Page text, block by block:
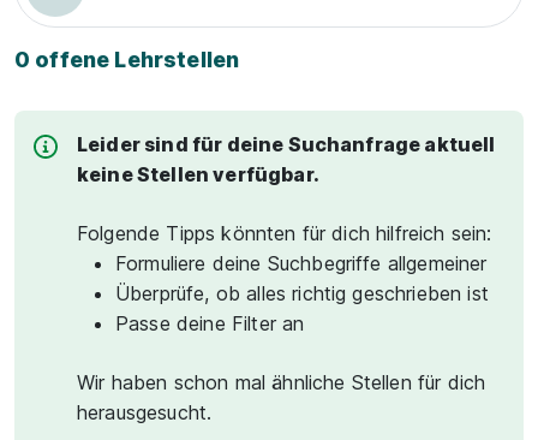
0 offene Lehrstellen
Leider sind für deine Suchanfrage aktuell
keine Stellen verfügbar.
Folgende Tipps könnten für dich hilfreich sein:
Formuliere deine Suchbegriffe allgemeiner
Überprüfe, ob alles richtig geschrieben ist
Passe deine Filter an
Wir haben schon mal ähnliche Stellen für dich
herausgesucht.